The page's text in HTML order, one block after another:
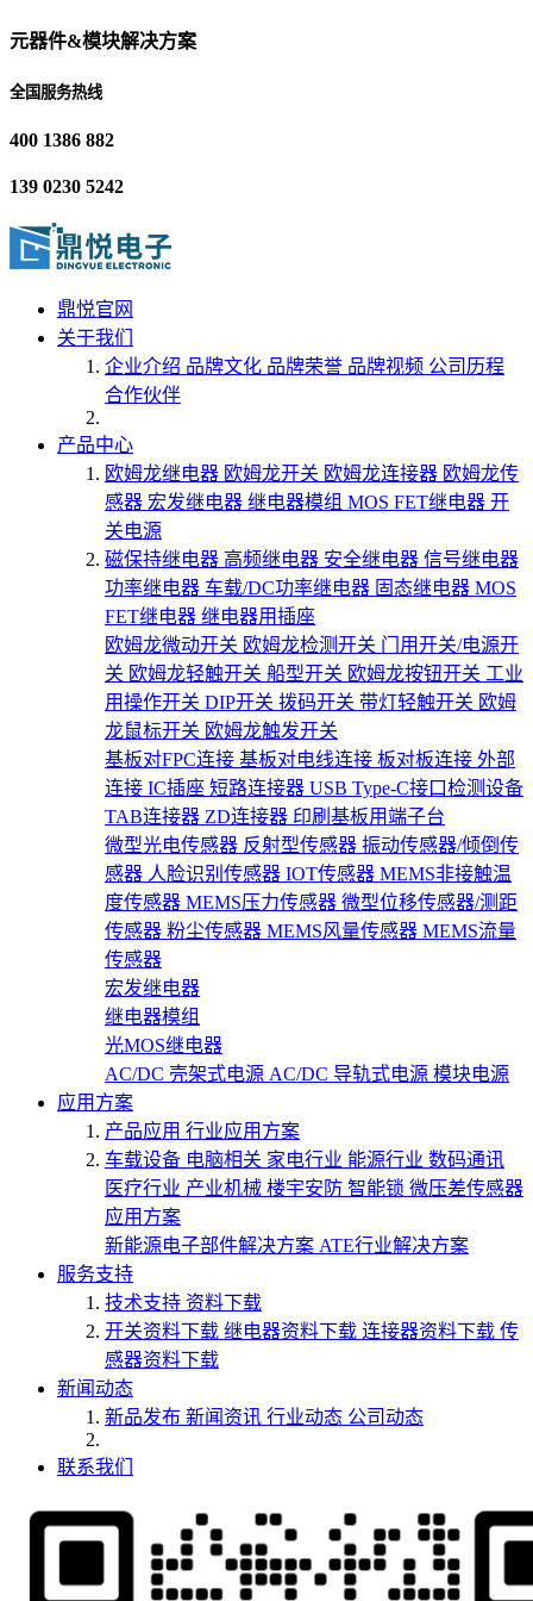
元器件&模块解决方案
全国服务热线
400 1386 882
139 0230 5242
鼎悦官网
关于我们
企业介绍 品牌文化 品牌荣誉 品牌视频 公司历程
合作伙伴
产品中心
欧姆龙继电器 欧姆龙开关 欧姆龙连接器 欧姆龙传
感器 宏发继电器 继电器模组 MOS FET继电器 开
关电源
磁保持继电器 高频继电器 安全继电器 信号继电器
功率继电器 车载/DC功率继电器 固态继电器 MOS
FET继电器 继电器用插座
欧姆龙微动开关 欧姆龙检测开关 门用开关/电源开
关 欧姆龙轻触开关 船型开关 欧姆龙按钮开关 工业
用操作开关 DIP开关 拨码开关 带灯轻触开关 欧姆
龙鼠标开关 欧姆龙触发开关
基板对FPC连接 基板对电线连接 板对板连接 外部
连接 IC插座 短路连接器 USB Type-C接口检测设备
TAB连接器 ZD连接器 印刷基板用端子台
微型光电传感器 反射型传感器 振动传感器/倾倒传
感器 人脸识别传感器 IOT传感器 MEMS非接触温
度传感器 MEMS压力传感器 微型位移传感器/测距
传感器 粉尘传感器 MEMS风量传感器 MEMS流量
传感器
宏发继电器
继电器模组
光MOS继电器
AC/DC 壳架式电源 AC/DC 导轨式电源 模块电源
应用方案
产品应用 行业应用方案
车载设备 电脑相关 家电行业 能源行业 数码通讯
医疗行业 产业机械 楼宇安防 智能锁 微压差传感器
应用方案
新能源电子部件解决方案 ATE行业解决方案
服务支持
技术支持 资料下载
开关资料下载 继电器资料下载 连接器资料下载 传
感器资料下载
新闻动态
新品发布 新闻资讯 行业动态 公司动态
联系我们